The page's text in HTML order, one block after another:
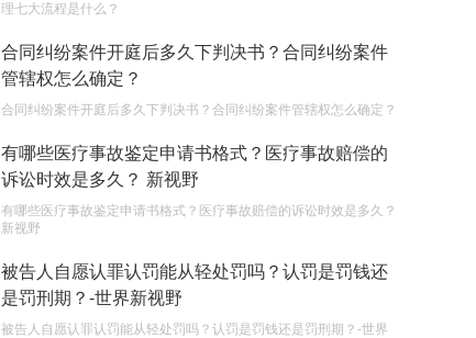
理七大流程是什么？
合同纠纷案件开庭后多久下判决书？合同纠纷案件
管辖权怎么确定？
合同纠纷案件开庭后多久下判决书？合同纠纷案件管辖权怎么确定？
有哪些医疗事故鉴定申请书格式？医疗事故赔偿的
诉讼时效是多久？ 新视野
有哪些医疗事故鉴定申请书格式？医疗事故赔偿的诉讼时效是多久？
新视野
被告人自愿认罪认罚能从轻处罚吗？认罚是罚钱还
是罚刑期？-世界新视野
被告人自愿认罪认罚能从轻处罚吗？认罚是罚钱还是罚刑期？-世界